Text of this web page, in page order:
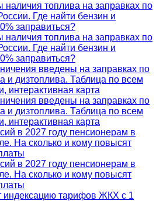
наличия топлива на заправках по
Где найти бензин и
заправиться?
наличия топлива на заправках по
Где найти бензин и
заправиться?
введены на заправках по
и дизтоплива. Таблица по всем
интерактивная карта
введены на заправках по
и дизтоплива. Таблица по всем
интерактивная карта
в 2027 году пенсионерам в
На сколько и кому повысят
в 2027 году пенсионерам в
На сколько и кому повысят
индексацию тарифов ЖКХ с 1